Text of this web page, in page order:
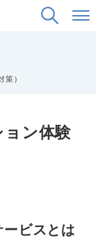
策）
ン体験
ビスとは